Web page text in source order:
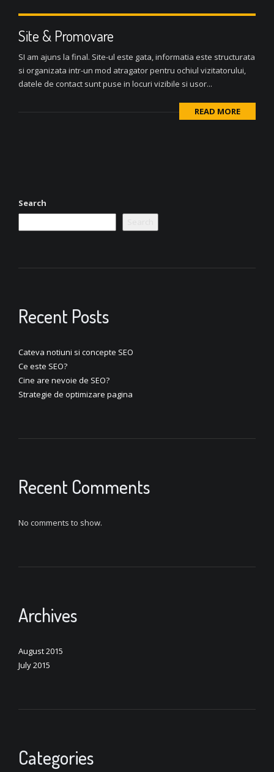
Site & Promovare
SI am ajuns la final. Site-ul este gata, informatia este structurata
si organizata intr-un mod atragator pentru ochiul vizitatorului,
datele de contact sunt puse in locuri vizibile si usor...
READ MORE
Search
Recent Posts
Cateva notiuni si concepte SEO
Ce este SEO?
Cine are nevoie de SEO?
Strategie de optimizare pagina
Recent Comments
No comments to show.
Archives
August 2015
July 2015
Categories